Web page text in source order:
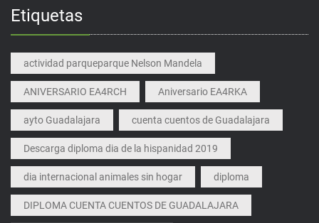
Etiquetas
actividad parqueparque Nelson Mandela
ANIVERSARIO EA4RCH Aniversario EA4RKA
ayto Guadalajara cuenta cuentos de Guadalajara
Descarga diploma dia de la hispanidad 2019
dia internacional animales sin hogar diploma
DIPLOMA CUENTA CUENTOS DE GUADALAJARA